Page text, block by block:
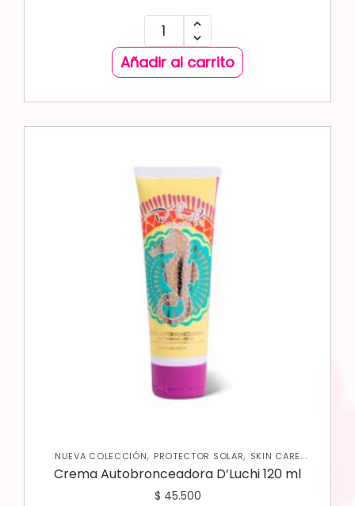
Añadir al carrito
NUEVA COLECCIÓN, PROTECTOR SOLAR, SKIN CARE
CORPORAL
Crema Autobronceadora D’Luchi 120 ml
$ 45.500